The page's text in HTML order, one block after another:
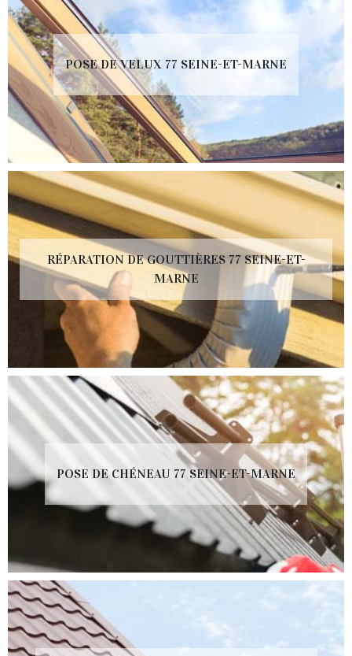
POSE DE VELUX 77 SEINE-ET-MARNE
RÉPARATION DE GOUTTIÈRES 77 SEINE-ET-
MARNE
POSE DE CHÉNEAU 77 SEINE-ET-MARNE